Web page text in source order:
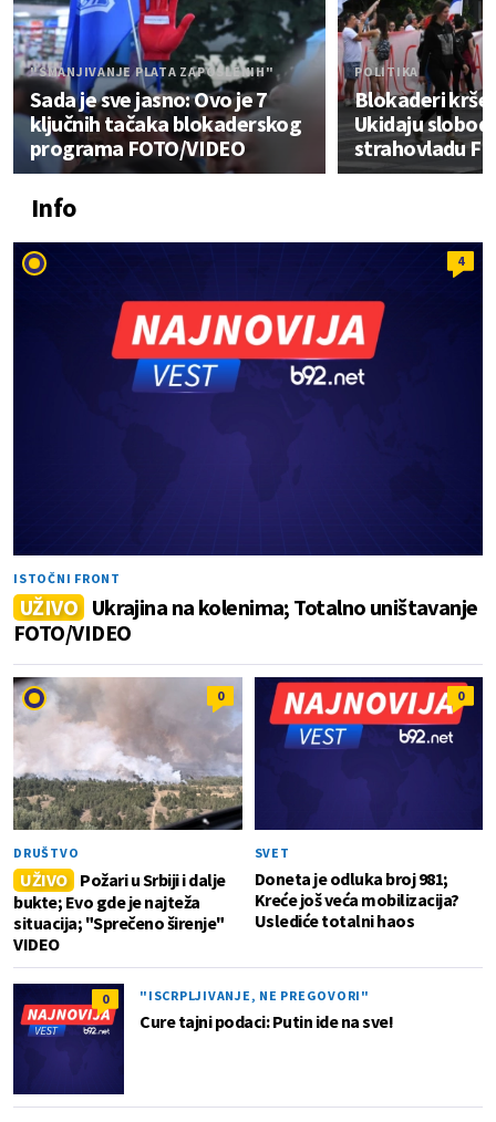
"SMANJIVANJE PLATA ZAPOSLENIH"
Sada je sve jasno: Ovo je 7
ključnih tačaka blokaderskog
programa FOTO/VIDEO
POLITIKA
Blokaderi krše
Ukidaju
strahovladu
Info
4
ISTOČNI FRONT
UŽIVO Ukrajina na kolenima; Totalno uništavanje
FOTO/VIDEO
0
DRUŠTVO
UŽIVO
Požari u Srbiji i dalje
bukte; Evo gde je najteža
situacija; "Sprečeno širenje"
VIDEO
0
SVET
Doneta je odluka broj 981;
Kreće još veća mobilizacija?
Uslediće totalni haos
0 "ISCRPLJIVANJE, NE PREGOVORI"
Cure tajni podaci: Putin ide na sve!